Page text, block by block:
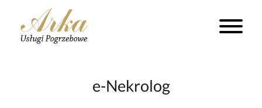
e-Nekrolog